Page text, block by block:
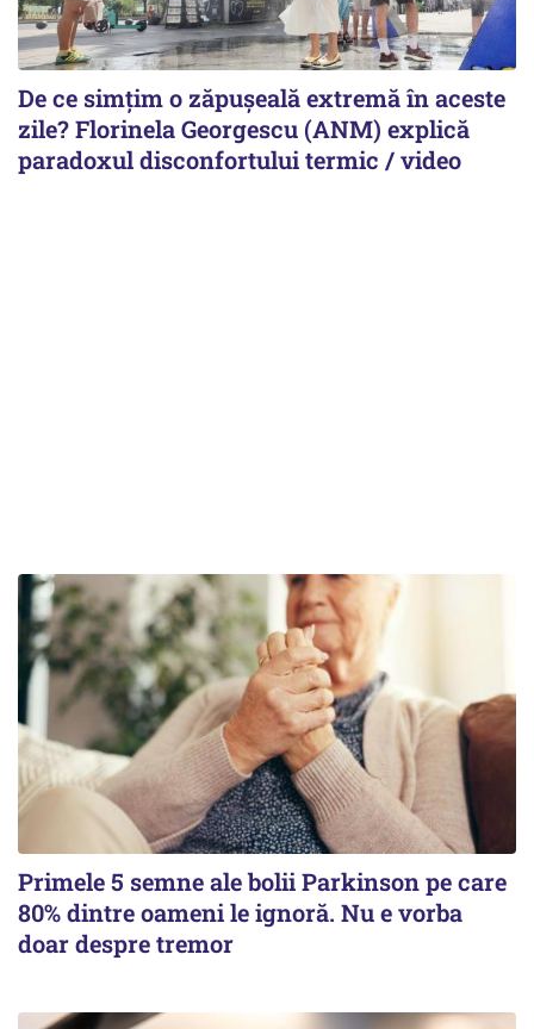
De ce simțim o zăpușeală extremă în aceste
zile? Florinela Georgescu (ANM) explică
paradoxul disconfortului termic / video
Primele 5 semne ale bolii Parkinson pe care
80% dintre oameni le ignoră. Nu e vorba
doar despre tremor